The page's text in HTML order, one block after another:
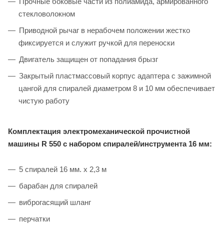
стекловолокном
Приводной рычаг в нерабочем положении жестко
фиксируется и служит ручкой для переноски
Двигатель защищен от попадания брызг
Закрытый пластмассовый корпус адаптера с зажимной
цангой для спиралей диаметром 8 и 10 мм обеспечивает
чистую работу
Комплектация электромеханической прочистной
машины R 550 с набором спиралей/инструмента 16 мм:
5 спиралей 16 мм. х 2,3 м
барабан для спиралей
виброгасящий шланг
перчатки